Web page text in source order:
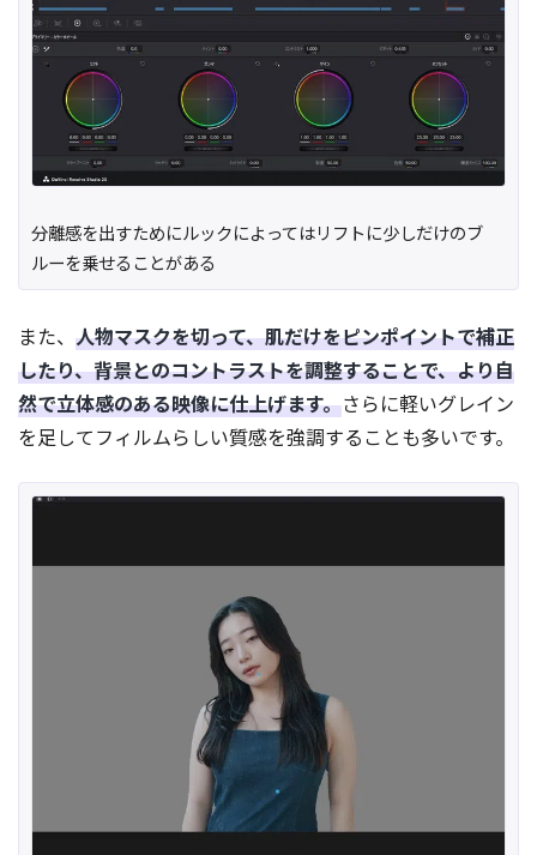
分離感を出すためにルックによってはリフトに少しだけのブ
ルーを乗せることがある
また、 人物マスクを切って、肌だけをピンポイントで補正
したり、背景とのコントラストを調整することで、より自
然で立体感のある映像に仕上げます。さらに軽いグレイン
を足してフィルムらしい質感を強調することも多いです。